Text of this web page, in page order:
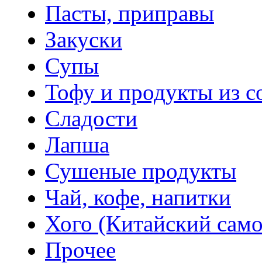
Пасты, приправы
Закуски
Супы
Тофу и продукты из
Сладости
Лапша
Сушеные продукты
Чай, кофе, напитки
Хого (Китайский
Прочее